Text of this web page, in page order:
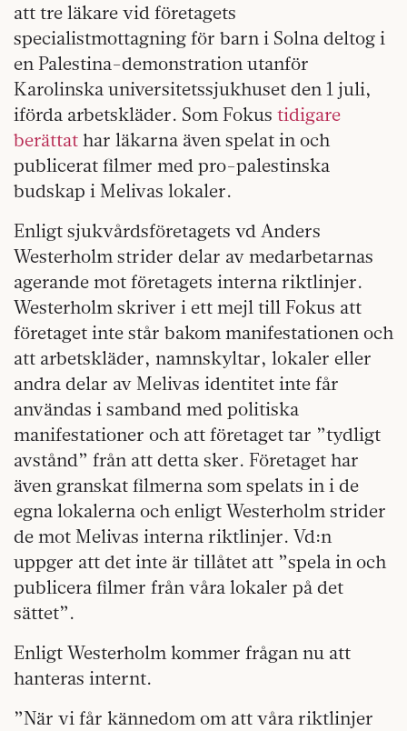
att tre läkare vid företagets
specialistmottagning för barn i Solna deltog i
en Palestina-demonstration utanför
Karolinska universitetssjukhuset den 1 juli,
iförda arbetskläder. Som Fokus tidigare
berättat har läkarna även spelat in och
publicerat filmer med pro-palestinska
budskap i Melivas lokaler.
Enligt sjukvårdsföretagets vd Anders
Westerholm strider delar av medarbetarnas
agerande mot företagets interna riktlinjer.
Westerholm skriver i ett mejl till Fokus att
företaget inte står bakom manifestationen och
att arbetskläder, namnskyltar, lokaler eller
andra delar av Melivas identitet inte får
användas i samband med politiska
manifestationer och att företaget tar ”tydligt
avstånd” från att detta sker. Företaget har
även granskat filmerna som spelats in i de
egna lokalerna och enligt Westerholm strider
de mot Melivas interna riktlinjer. Vd:n
uppger att det inte är tillåtet att ”spela in och
publicera filmer från våra lokaler på det
sättet”.
Enligt Westerholm kommer frågan nu att
hanteras internt.
”När vi får kännedom om att våra riktlinjer